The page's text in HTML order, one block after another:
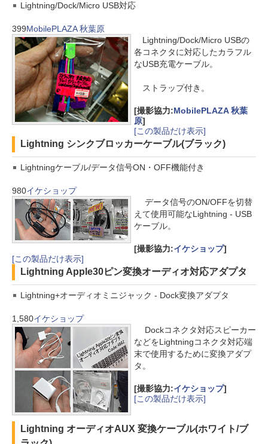
Lightning/Dock/Micro USB対応
399MobilePLAZA 秋葉原
Lightning/Dock/Micro USBの
各コネクタに対応したカラフル
なUSB充電ケーブル。
ストラップ付き。
[撮影協力:MobilePLAZA 秋葉
原]
[この製品だけ表示]
Lightning シンクブロッカーケーブル(ブラック)
Lightningケーブル/データ信号ON・OFF機能付き
980イケショップ
データ信号のON/OFFを切替
えて使用可能なLightning - USB
ケーブル。
[撮影協力:イケショップ]
[この製品だけ表示]
Lightning Apple30ピン変換オーディオ対応アダプタ
Lightning+オーディオミニジャック - Dock変換アダプタ
1,580イケショップ
Dockコネクタ対応スピーカー
などをLightningコネクタ対応端
末で使用するために変換アダプ
タ。
[撮影協力:イケショップ]
[この製品だけ表示]
Lightning オーディオAUX 変換ケーブル(ホワイト/ブ